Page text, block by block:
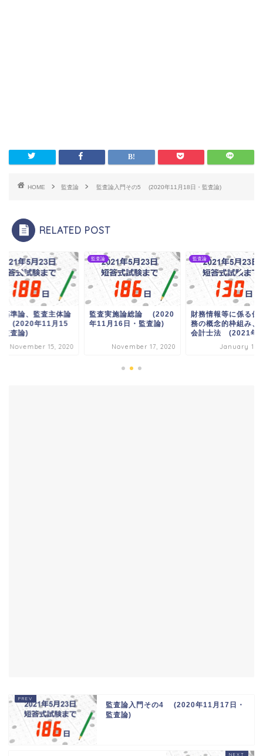
HOME 監査論 監査論入門その5 (2020年11月18日・監査論)
RELATED POST
基準論、監査主体論
(2020年11月15
監査論)
November 15, 2020
監査論
監査実施論総論 (2020
年11月16日・監査論)
November 17, 2020
監査論
財務情報等に係る保
務の概念的枠組み、
会計士法 (2021年
January 12,
監査論入門その4 (2020年11月17日・
監査論)